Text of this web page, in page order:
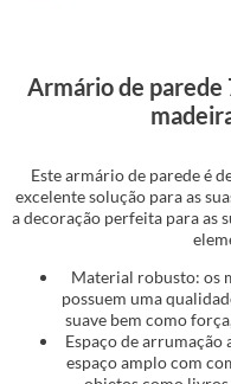
Armário de
Este armário de parede é
excelente solução para as
a decoração perfeita para as
Material robusto: os
possuem uma
suave bem como
Espaço de arrumação
espaço amplo com